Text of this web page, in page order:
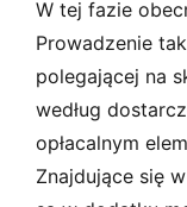
W tej fazie
Prowadzenie
polegającej na
według
opłacalnym
Znajdujące się